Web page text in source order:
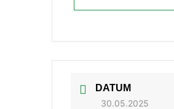
DATUM
30.05.2025